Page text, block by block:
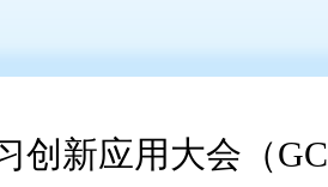
创新应用大会（